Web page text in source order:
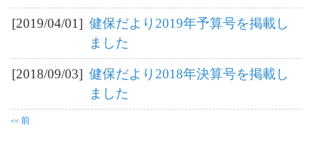
[2019/04/01] 健保だより2019年予算号を掲載し
ました
[2018/09/03] 健保だより2018年決算号を掲載し
ました
<< 前